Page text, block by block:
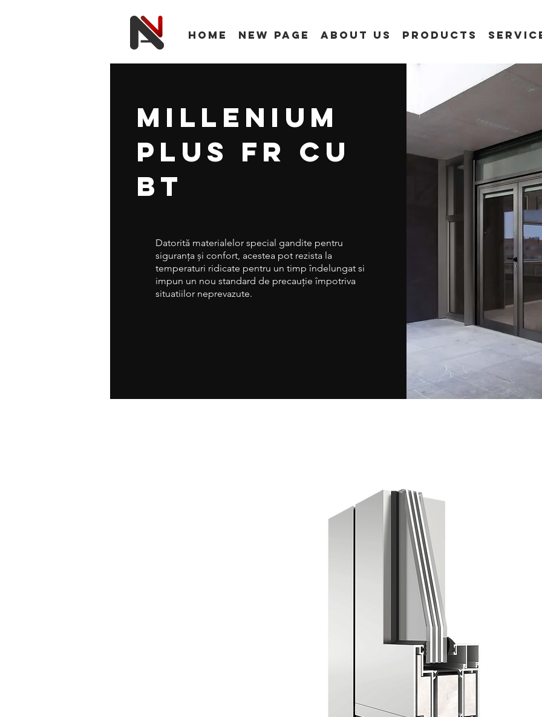
Home New Page About us Products
Millenium
Plus FR cu
BT
Datorită materialelor special gandite pentru
siguranța și confort, acestea pot rezista la
temperaturi ridicate pentru un timp îndelungat si
impun un nou standard de precauție împotriva
situatiilor neprevazute.